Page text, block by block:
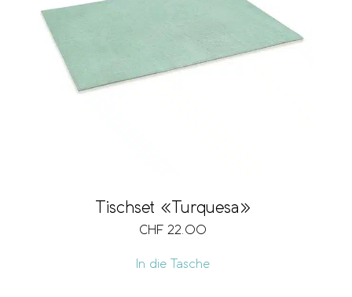
Tischset «Turquesa»
CHF 22.00
In die Tasche